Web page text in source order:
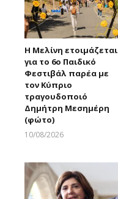
Η Μελίνη ετοιμάζεται
για το 6ο Παιδικό
Φεστιβάλ παρέα με
τον Κύπριο
τραγουδοποιό
Δημήτρη Μεσημέρη
(φώτο)
10/08/2026